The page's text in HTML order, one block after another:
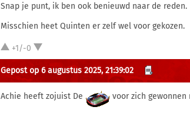
Snap je punt, ik ben ook benieuwd naar de reden.
Misschien heet Quinten er zelf wel voor gekozen.
+1/-0
Gepost op 6 augustus 2025, 21:39:02
Achie heeft zojuist De voor zich